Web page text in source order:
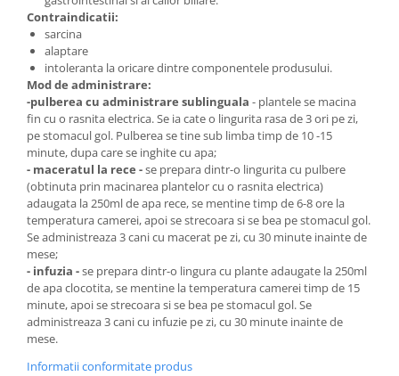
Contraindicatii:
sarcina
alaptare
intoleranta la oricare dintre componentele produsului.
Mod de administrare:
-pulberea cu administrare sublinguala - plantele se macina
fin cu o rasnita electrica. Se ia cate o lingurita rasa de 3 ori pe zi,
pe stomacul gol. Pulberea se tine sub limba timp de 10 -15
minute, dupa care se inghite cu apa;
- maceratul la rece -se prepara dintr-o lingurita cu pulbere
(obtinuta prin macinarea plantelor cu o rasnita electrica)
adaugata la 250ml de apa rece, se mentine timp de 6-8 ore la
temperatura camerei, apoi se strecoara si se bea pe stomacul gol.
Se administreaza 3 cani cu macerat pe zi, cu 30 minute inainte de
mese;
- infuzia -se prepara dintr-o lingura cu plante adaugate la 250ml
de apa clocotita, se mentine la temperatura camerei timp de 15
minute, apoi se strecoara si se bea pe stomacul gol. Se
administreaza 3 cani cu infuzie pe zi, cu 30 minute inainte de
mese.
Informatii conformitate produs